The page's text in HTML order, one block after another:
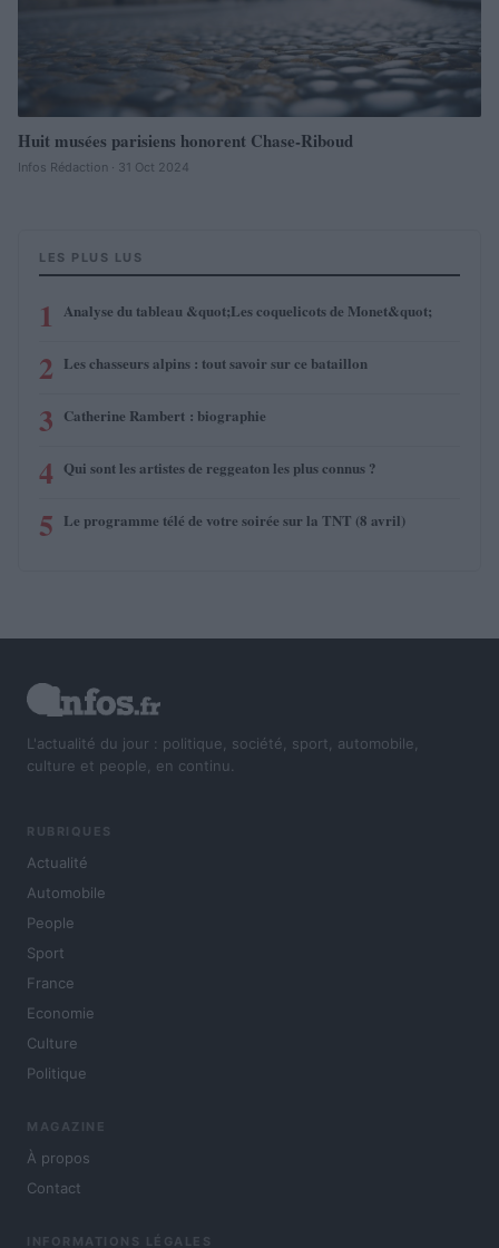
Huit musées parisiens honorent Chase-Riboud
Infos Rédaction · 31 Oct 2024
LES PLUS LUS
1 Analyse du tableau &quot;Les coquelicots de Monet&quot;
2 Les chasseurs alpins : tout savoir sur ce bataillon
3 Catherine Rambert : biographie
4 Qui sont les artistes de reggeaton les plus connus ?
5 Le programme télé de votre soirée sur la TNT (8 avril)
L'actualité du jour : politique, société, sport, automobile,
culture et people, en continu.
RUBRIQUES
Actualité
Automobile
People
Sport
France
Economie
Culture
Politique
MAGAZINE
À propos
Contact
INFORMATIONS LÉGALES